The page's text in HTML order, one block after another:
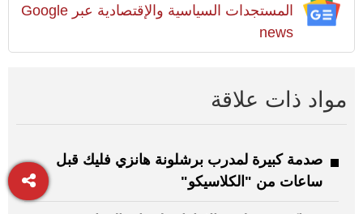
المستجدات السياسية والإقتصادية عبر Google
news
مواد ذات علاقة
صدمة كبيرة لمدرب برشلونة هانزي فليك قبل
ساعات من "الكلاسيكو"